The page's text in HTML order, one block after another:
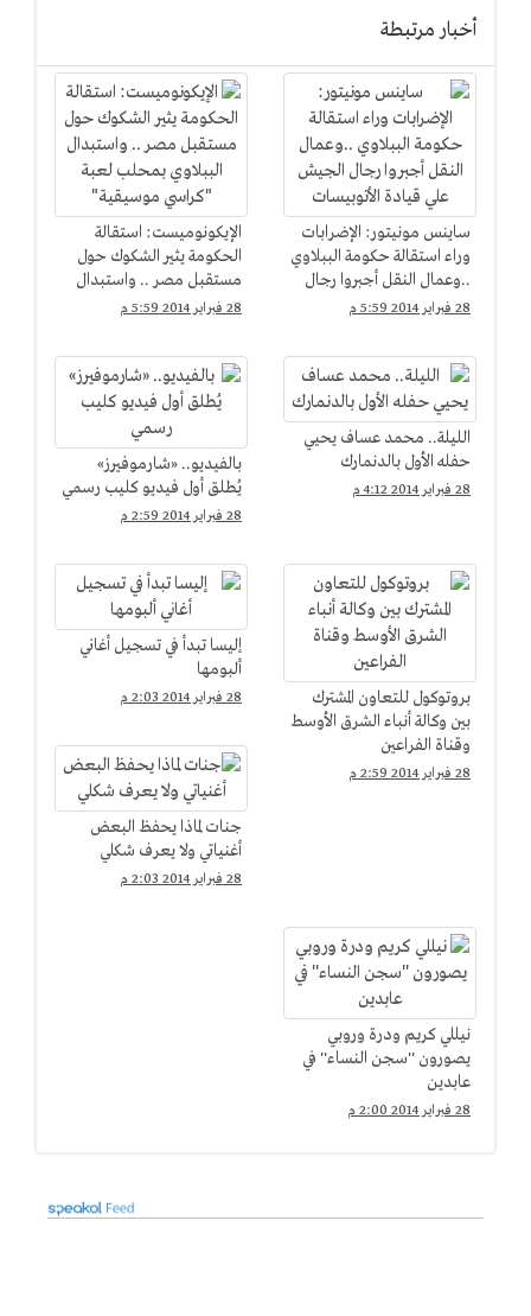
أخبار مرتبطة
ساينس مونيتور: الإضرابات
وراء استقالة حكومة الببلاوي
..وعمال النقل أجبروا رجال
الجيش علي قيادة
28 فبراير 2014 5:59 م
الإيكونوميست: استقالة
الحكومة يثير الشكوك حول
مستقبل مصر .. واستبدال
الببلاوي بمحلب لعبة
28 فبراير 2014 5:59 م
الليلة.. محمد عساف يحيي
حفله الأول بالدنمارك
28 فبراير 2014 4:12 م
بالفيديو.. «شارموفيرز»
يُطلق أول فيديو كليب رسمي
28 فبراير 2014 2:59 م
بروتوكول للتعاون المشترك
بين وكالة أنباء الشرق الأوسط
وقناة الفراعين
28 فبراير 2014 2:59 م
إليسا تبدأ في تسجيل أغاني
ألبومها
28 فبراير 2014 2:03 م
جنات لماذا يحفظ البعض
أغنياتي ولا يعرف شكلي
28 فبراير 2014 2:03 م
نيللي كريم ودرة وروبي
يصورون ''سجن النساء'' في
عابدين
28 فبراير 2014 2:00 م